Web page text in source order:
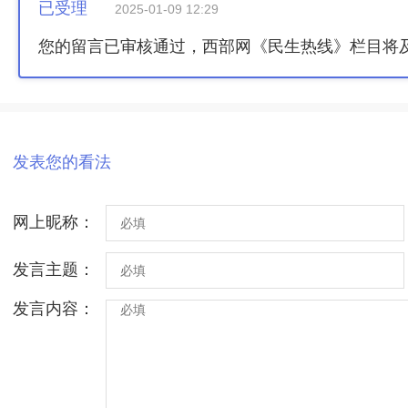
已受理 2025-01-09 12:29
您的留言已审核通过，西部网《民生热线》栏目将
发表您的看法
网上昵称：
发言主题：
发言内容：